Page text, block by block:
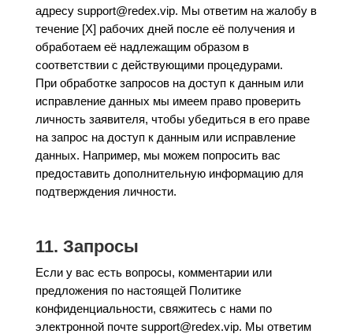
адресу support@redex.vip. Мы ответим на жалобу в
течение [X] рабочих дней после её получения и
обработаем её надлежащим образом в
соответствии с действующими процедурами.
При обработке запросов на доступ к данным или
исправление данных мы имеем право проверить
личность заявителя, чтобы убедиться в его праве
на запрос на доступ к данным или исправление
данных. Например, мы можем попросить вас
предоставить дополнительную информацию для
подтверждения личности.
11. Запросы
Если у вас есть вопросы, комментарии или
предложения по настоящей Политике
конфиденциальности, свяжитесь с нами по
электронной почте support@redex.vip. Мы ответим